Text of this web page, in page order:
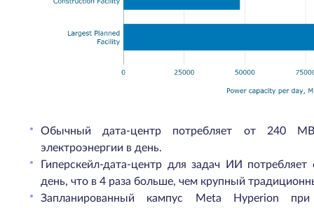
Обычный дата-центр потребляет от 240
электроэнергии в день.
Гиперскейл-дата-центр для задач ИИ
день, что в 4 раза больше, чем крупный
Запланированный кампус Meta Hyperion